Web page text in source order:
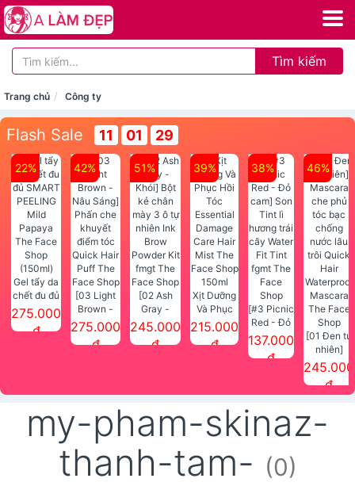
Tìm kiếm
Trang chủ Công ty
Flash Sale 11 01 29
22%
Gel tẩy da
chết đu đủ
SMART
PEELING
275.000
đ
42%
[03 Light
Brown -
Nâu Sáng]
Phấn che
275.000
đ
51%
[02 Ash
Gray -
Khói] Bột
kẻ chân
Face Shop
245.000
đ
39%
Xịt Dưỡng
Và Phục
Hồi Tóc
Essential
215.000
đ
38%
[#3 Picnic
Red - Đỏ
cam] Son
Face
Shop
137.000
đ
46%
[01 Đen tự
nhiên]
Mascara
che phủ
nước lâu
245.000
đ
my-pham-skinaz-
thanh-tam- (0)